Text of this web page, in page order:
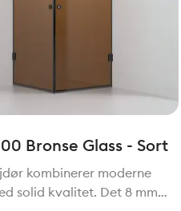
Bronse Glass - Sort
kombinerer moderne
solid kvalitet. Det 8 mm